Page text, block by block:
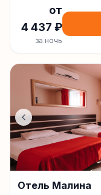
от
4 437 ₽
за ночь
Отель Малина